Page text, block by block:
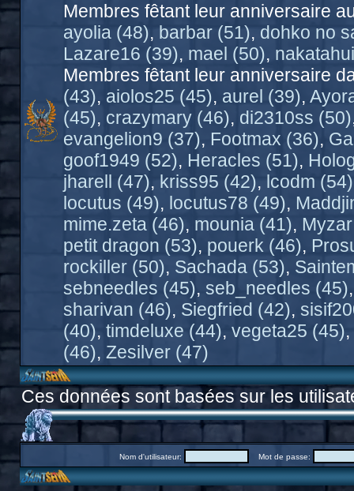
Membres fêtant leur anniversaire
ayolia (48), barbar (51), dohko no
Lazare16 (39), mael (50),
Membres fêtant leur anniversaire
(43), aiolos25 (45), aurel (39),
(45), crazymary (46), di2310ss (50)
evangelion9 (37), Footmax (36),
goof1949 (52), Heracles (51),
jharell (47), kriss95 (42), lcodm (54)
locutus (49), locutus78 (49),
mime.zeta (46), mounia (41),
petit dragon (53), pouerk (46),
rockiller (50), Sachada (53),
sebneedles (45), seb_needles (45)
sharivan (46), Siegfried (42),
(40), timdeluxe (44), vegeta25 (45),
(46), Zesilver (47)
Ces données sont basées sur les
Nom d'utilisateur: Mot de passe: